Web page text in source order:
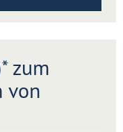
zum
von